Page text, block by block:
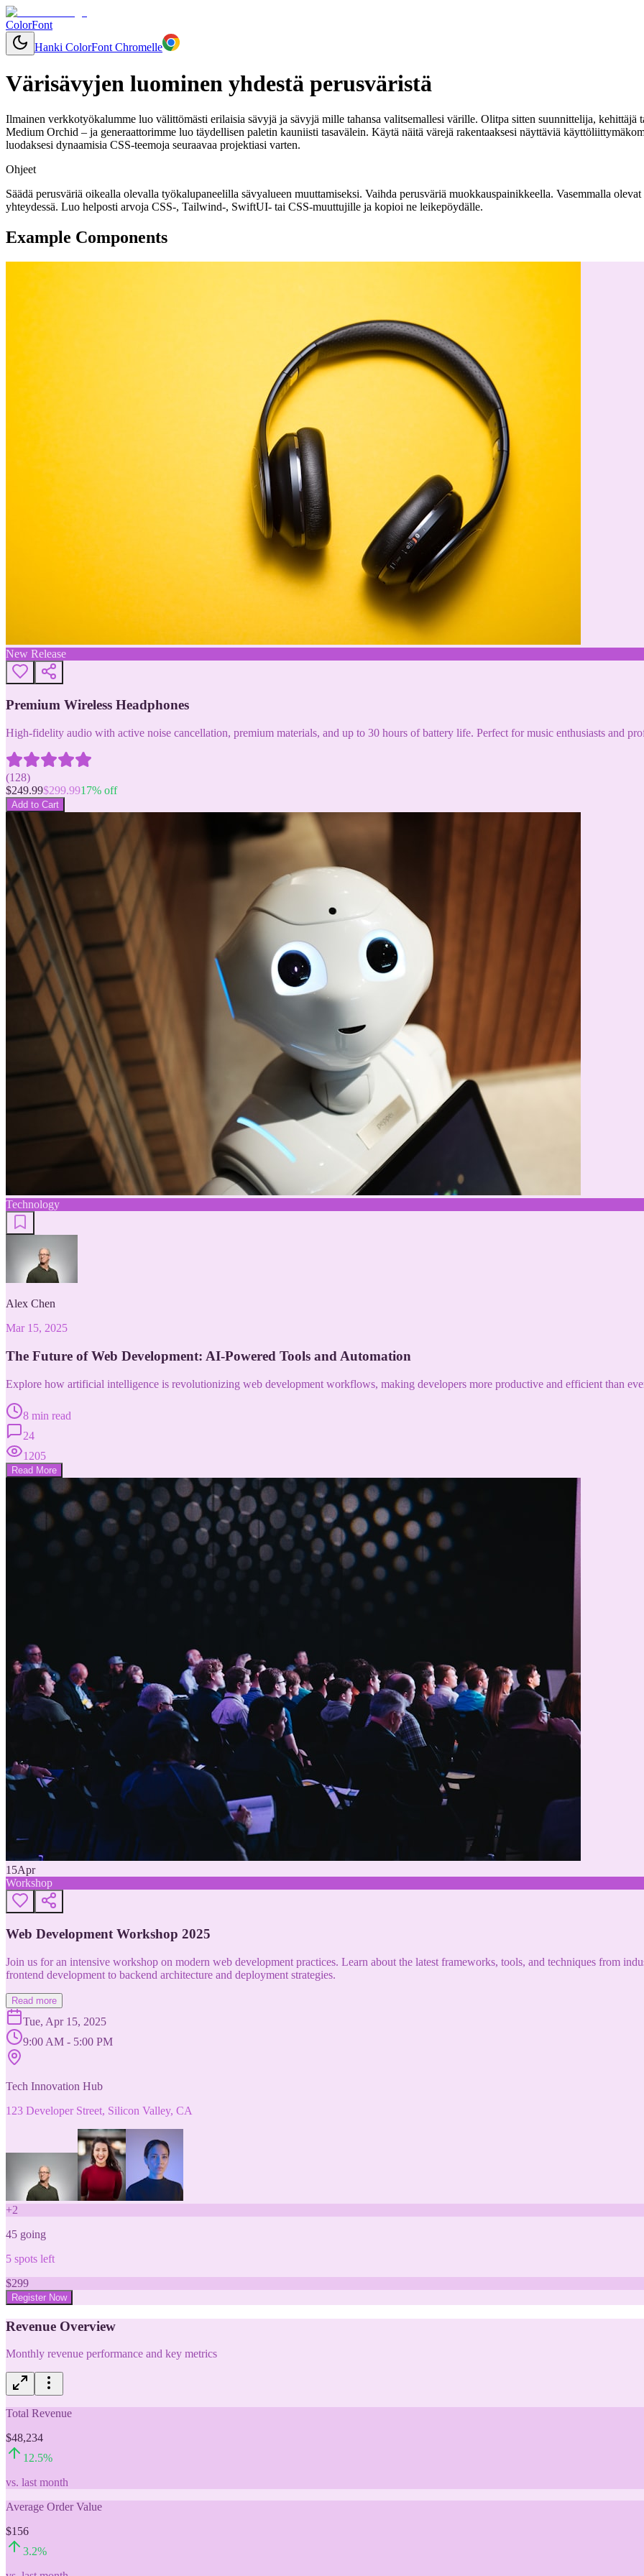
ColorFont
Hanki ColorFont Chromelle
Värisävyjen luominen yhdestä perusväristä
Ilmainen verkkotyökalumme luo välittömästi erilaisia sävyjä ja sävyjä mille tahansa valitsemallesi värille. Olitpa sitten suunnittelija,
Medium Orchid – ja generaattorimme luo täydellisen paletin kauniisti tasavälein. Käytä näitä värejä rakentaaksesi näyttäviä
luodaksesi dynaamisia CSS-teemoja seuraavaa projektiasi varten.
Ohjeet
Säädä perusväriä oikealla olevalla työkalupaneelilla sävyalueen muuttamiseksi. Vaihda perusväriä muokkauspainikkeella. Vasemmalla
yhteydessä. Luo helposti arvoja CSS-, Tailwind-, SwiftUI- tai CSS-muuttujille ja kopioi ne leikepöydälle.
Example Components
New Release
Premium Wireless Headphones
High-fidelity audio with active noise cancellation, premium materials, and up to 30 hours of battery life. Perfect for music enthusiasts and
(128)
$249.99$299.9917% off
Add to Cart
Technology
Alex Chen
Mar 15, 2025
The Future of Web Development: AI-Powered Tools and Automation
Explore how artificial intelligence is revolutionizing web development workflows, making developers more productive and efficient than
8 min read
24
1205
Read More
15Apr
Workshop
Web Development Workshop 2025
Join us for an intensive workshop on modern web development practices. Learn about the latest frameworks, tools, and techniques from
frontend development to backend architecture and deployment strategies.
Read more
Tue, Apr 15, 2025
9:00 AM - 5:00 PM
Tech Innovation Hub
123 Developer Street, Silicon Valley, CA
+2
45 going
5 spots left
$299
Register Now
Revenue Overview
Monthly revenue performance and key metrics
Total Revenue
$48,234
12.5%
vs. last month
Average Order Value
$156
3.2%